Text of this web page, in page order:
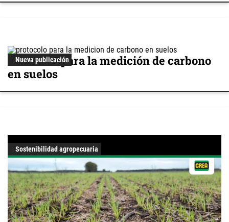
Nueva publicación
Protocolo para la medición de carbono
en suelos
Sostenibilidad agropecuaria